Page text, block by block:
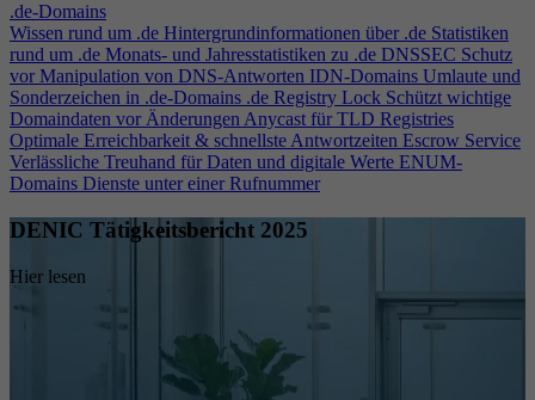
.de-Domains
Wissen rund um .de Hintergrundinformationen über .de Statistiken
rund um .de Monats- und Jahresstatistiken zu .de DNSSEC Schutz
vor Manipulation von DNS-Antworten IDN-Domains Umlaute und
Sonderzeichen in .de-Domains .de Registry Lock Schützt wichtige
Domaindaten vor ÄnderungenAnycast für TLD Registries
Optimale Erreichbarkeit & schnellste Antwortzeiten Escrow Service
Verlässliche Treuhand für Daten und digitale Werte ENUM-
Domains Dienste unter einer Rufnummer
DENIC Tätigkeitsbericht 2025
Hier lesen